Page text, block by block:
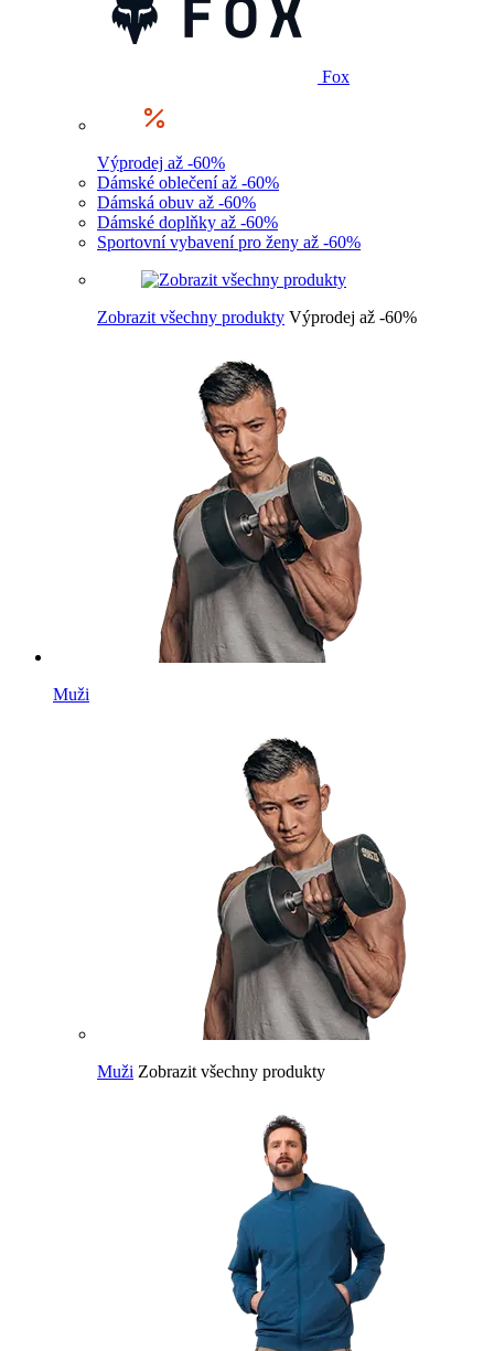
Fox
Výprodej až -60%
Dámské oblečení až -60%
Dámská obuv až -60%
Dámské doplňky až -60%
Sportovní vybavení pro ženy až -60%
Zobrazit všechny produkty Výprodej až -60%
Muži
Muži Zobrazit všechny produkty